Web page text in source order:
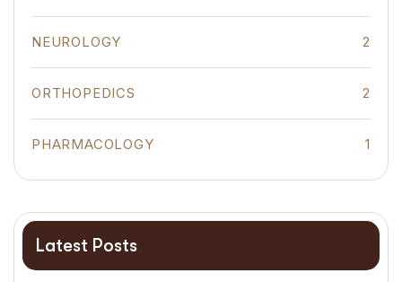
NEUROLOGY 2
ORTHOPEDICS 2
PHARMACOLOGY 1
Latest Posts